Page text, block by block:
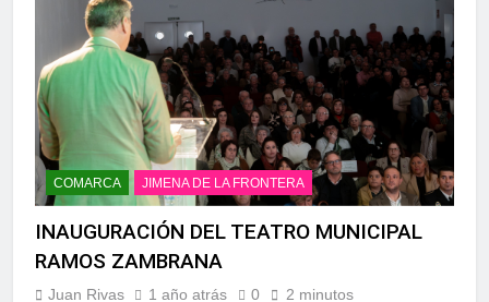
COMARCA JIMENA DE LA FRONTERA
INAUGURACIÓN DEL TEATRO MUNICIPAL
RAMOS ZAMBRANA
Juan Rivas 1 año atrás 0 2 minutos